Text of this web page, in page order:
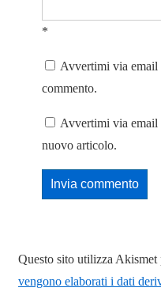
*
Avvertimi via email
commento.
Avvertimi via email
nuovo articolo.
Questo sito utilizza Akismet
vengono elaborati i dati